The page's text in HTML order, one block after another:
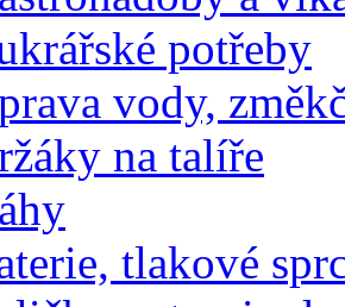
potřeby
vody,
na talíře
tlakové